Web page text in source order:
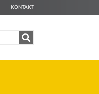
KONTAKT